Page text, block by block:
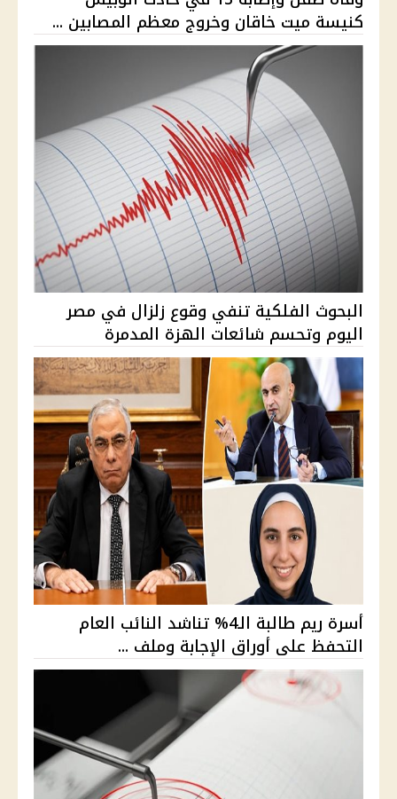
كنيسة ميت خاقان وخروج معظم المصابين ...
البحوث الفلكية تنفي وقوع زلزال في مصر
اليوم وتحسم شائعات الهزة المدمرة
أسرة ريم طالبة الـ4% تناشد النائب العام
التحفظ على أوراق الإجابة وملف ...